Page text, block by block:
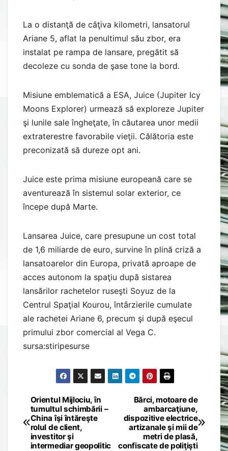
La o distanţă de câţiva kilometri, lansatorul
Ariane 5, aflat la penultimul său zbor, era
instalat pe rampa de lansare, pregătit să
decoleze cu sonda de şase tone la bord.
Misiune emblematică a ESA, Juice (Jupiter Icy
Moons Explorer) urmează să exploreze Jupiter
şi lunile sale îngheţate, în căutarea unor medii
extraterestre favorabile vieţii. Călătoria este
preconizată să dureze opt ani.
Juice este prima misiune europeană care se
aventurează în sistemul solar exterior, ce
începe după Marte.
Lansarea Juice, care presupune un cost total
de 1,6 miliarde de euro, survine în plină criză a
lansatoarelor din Europa, privată aproape de
acces autonom la spaţiu după sistarea
lansărilor rachetelor ruseşti Soyuz de la
Centrul Spaţial Kourou, întârzierile cumulate
ale rachetei Ariane 6, precum şi după eşecul
primului zbor comercial al Vega C.
sursa:stiripesurse
Post
navigation
Bărci, motoare de
ambarcaţiune,
dispozitive electrice
artizanale şi mii de
metri de plasă,
confiscate de poliţişti
Orientul Mijlociu, în
tumultul schimbării –
China îşi întăreşte
rolul de client,
investitor şi
intermediar geopolitic